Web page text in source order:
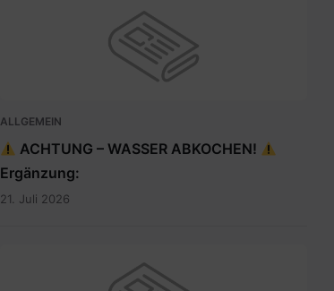
ALLGEMEIN
ACHTUNG – WASSER ABKOCHEN!
Ergänzung:
21. Juli 2026